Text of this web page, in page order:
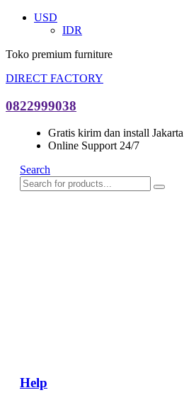
USD
IDR
Toko premium furniture
DIRECT FACTORY
0822999038
Gratis kirim dan install Jakarta
Online Support 24/7
Search
Help